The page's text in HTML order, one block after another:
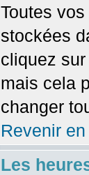
Toutes
stockées
cliquez
mais cela
changer
Revenir
Les